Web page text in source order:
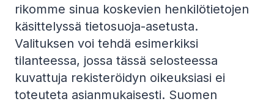
rikomme sinua koskevien henkilötietojen
käsittelyssä tietosuoja-asetusta.
Valituksen voi tehdä esimerkiksi
tilanteessa, jossa tässä selosteessa
kuvattuja rekisteröidyn oikeuksiasi ei
toteuteta asianmukaisesti. Suomen